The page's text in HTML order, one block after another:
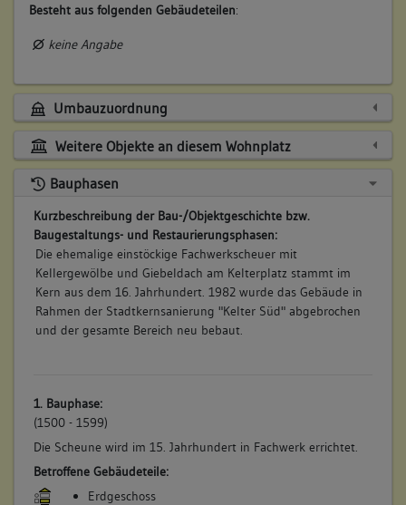
Besteht aus folgenden Gebäudeteilen:
keine Angabe
Umbauzuordnung
Weitere Objekte an diesem Wohnplatz
Bauphasen
Kurzbeschreibung der Bau-/Objektgeschichte bzw.
Baugestaltungs- und Restaurierungsphasen:
Die ehemalige einstöckige Fachwerkscheuer mit
Kellergewölbe und Giebeldach am Kelterplatz stammt im
Kern aus dem 16. Jahrhundert. 1982 wurde das Gebäude in
Rahmen der Stadtkernsanierung "Kelter Süd" abgebrochen
und der gesamte Bereich neu bebaut.
1. Bauphase:
(1500 - 1599)
Die Scheune wird im 15. Jahrhundert in Fachwerk errichtet.
Betroffene Gebäudeteile:
Erdgeschoss